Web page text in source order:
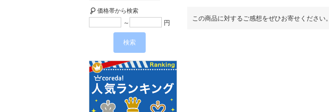
価格帯から検索
～ 円
この商品に対するご感想をぜひお寄せください。